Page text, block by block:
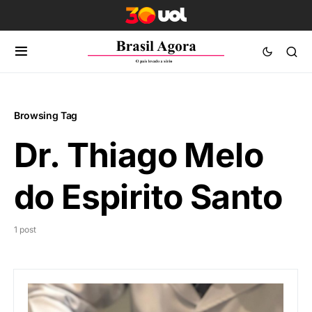
Browsing Tag
Dr. Thiago Melo
do Espirito Santo
1 post